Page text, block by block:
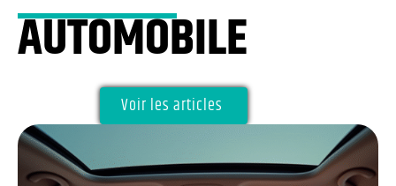
AUTOMOBILE
Voir les articles